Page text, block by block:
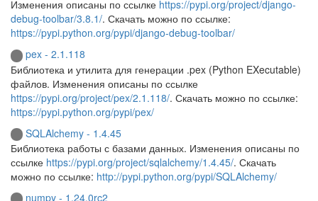
Изменения описаны по ссылке https://pypi.org/project/django-
debug-toolbar/3.8.1/. Скачать можно по ссылке:
https://pypi.python.org/pypi/django-debug-toolbar/
pex - 2.1.118
Библиотека и утилита для генерации .pex (Python EXecutable)
файлов. Изменения описаны по ссылке
https://pypi.org/project/pex/2.1.118/. Скачать можно по ссылке:
https://pypi.python.org/pypi/pex/
SQLAlchemy - 1.4.45
Библиотека работы с базами данных. Изменения описаны по
ссылке https://pypi.org/project/sqlalchemy/1.4.45/. Скачать
можно по ссылке: http://pypi.python.org/pypi/SQLAlchemy/
numpy - 1.24.0rc2